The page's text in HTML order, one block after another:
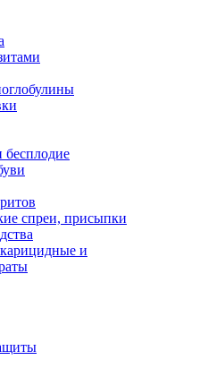
бесплодие
спреи, присыпки
и